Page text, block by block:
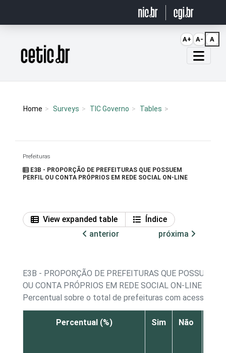
Página inicial
Home Surveys TIC Governo Tables
Prefeituras
E3B - PROPORÇÃO DE PREFEITURAS QUE POSSUEM
PERFIL OU CONTA PRÓPRIOS EM REDE SOCIAL ON-LINE
View expanded table
Índice
anterior
próxima
E3B - PROPORÇÃO DE PREFEITURAS QUE POSSUEM
OU CONTA PRÓPRIOS EM REDE SOCIAL ON-LINE
Percentual sobre o total de prefeituras com acesso à
Percentual (%) Sim Não
A+ A- A